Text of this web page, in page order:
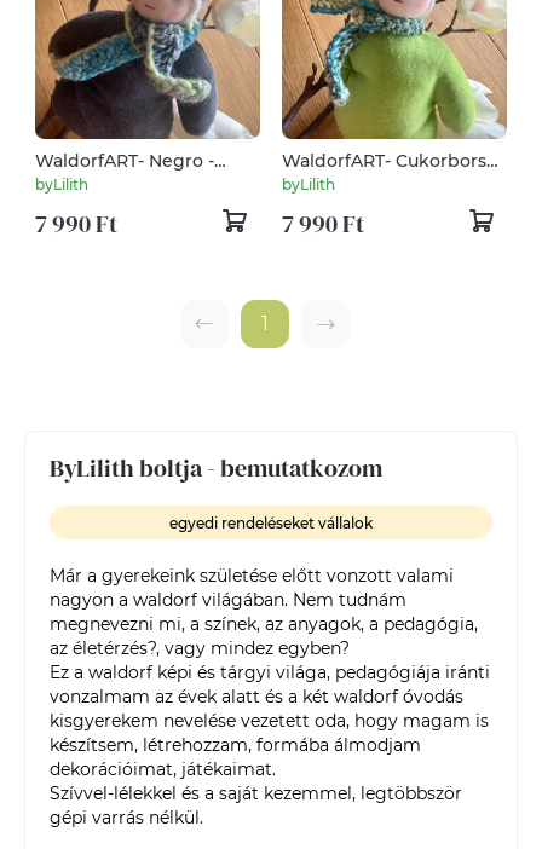
ByLilith boltja - bemutatkozom
egyedi rendeléseket vállalok
Már a gyerekeink születése előtt vonzott valami
nagyon a waldorf világában. Nem tudnám
megnevezni mi, a színek, az anyagok, a pedagógia,
az életérzés?, vagy mindez egyben?
Ez a waldorf képi és tárgyi világa, pedagógiája iránti
vonzalmam az évek alatt és a két waldorf óvodás
kisgyerekem nevelése vezetett oda, hogy magam is
készítsem, létrehozzam, formába álmodjam
dekorációimat, játékaimat.
Szívvel-lélekkel és a saját kezemmel, legtöbbször
gépi varrás nélkül.
WaldorfART- Negro -
Waldorf alvó baba,,
alvómanó, álommanó
byLilith
7 990 Ft
WaldorfART- Cukorborsó
- Waldorf alvó baba,
alvómanó, álommanó
byLilith
7 990 Ft
1